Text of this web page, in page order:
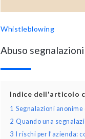
Whistleblowing
Abuso
Indice dell'articolo
1 Segnalazioni
2 Quando una
3
I rischi per l’azienda: